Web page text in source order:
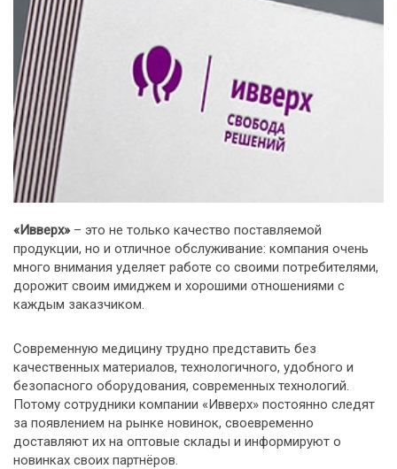
«Ивверх»– это не только качество поставляемой
продукции, но и отличное обслуживание: компания очень
много внимания уделяет работе со своими потребителями,
дорожит своим имиджем и хорошими отношениями с
каждым заказчиком.
Современную медицину трудно представить без
качественных материалов, технологичного, удобного и
безопасного оборудования, современных технологий.
Потому сотрудники компании «Ивверх» постоянно следят
за появлением на рынке новинок, своевременно
доставляют их на оптовые склады и информируют о
новинках своих партнёров.